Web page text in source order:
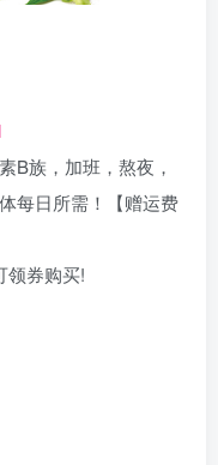
B族，加班，熬夜，
每日所需！【赠运费
领券购买!